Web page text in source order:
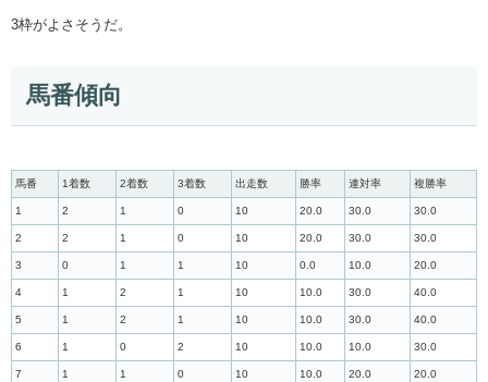
3枠がよさそうだ。
馬番傾向
馬番 1着数 2着数 3着数 出走数 勝率 連対率 複勝率
1 2 1 0 10 20.0 30.0 30.0
2 2 1 0 10 20.0 30.0 30.0
3 0 1 1 10 0.0 10.0 20.0
4 1 2 1 10 10.0 30.0 40.0
5 1 2 1 10 10.0 30.0 40.0
6 1 0 2 10 10.0 10.0 30.0
7 1 1 0 10 10.0 20.0 20.0